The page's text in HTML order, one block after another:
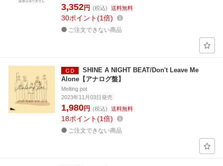
3,352円 (税込) 送料無料
30ポイント 1倍
ご注文できない商品
SHINE A NIGHT BEAT/Don't Leave Me
Alone【アナログ盤】
Melting pot
2023年11月03日発売
1,980円 (税込) 送料無料
18ポイント 1倍
ご注文できない商品